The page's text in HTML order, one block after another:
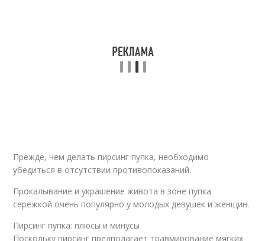
Прежде, чем делать пирсинг пупка, необходимо
убедиться в отсутствии противопоказаний.
Прокалывание и украшение живота в зоне пупка
сережкой очень популярно у молодых девушек и женщин.
Пирсинг пупка: плюсы и минусы
Поскольку пирсинг предполагает травмирование мягких